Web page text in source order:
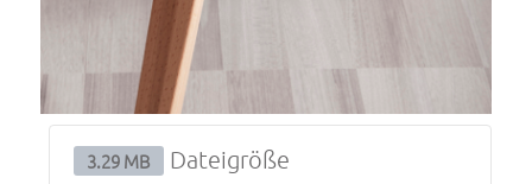
3.29 MB Dateigröße